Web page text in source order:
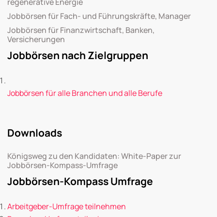
Jobbörsen für Fach- und Führungskräfte, Manager
Jobbörsen für Finanzwirtschaft, Banken,
Versicherungen
Jobbörsen nach Zielgruppen
Jobbörsen für alle Branchen und alle Berufe
Downloads
Königsweg zu den Kandidaten: White-Paper zur
Jobbörsen-Kompass-Umfrage
Jobbörsen-Kompass Umfrage
Arbeitgeber-Umfrage teilnehmen